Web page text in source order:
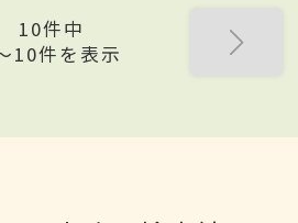
10件中
10件を表示